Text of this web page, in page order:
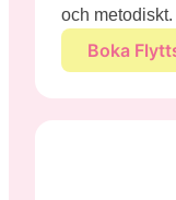
och metodiskt.
Boka